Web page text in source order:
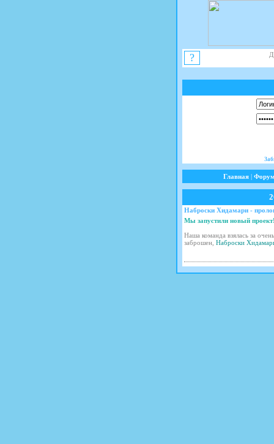
?
Главная |
Наброски Хидамари -
Мы запустили новый
Наша команда взялась за
заброшен, Наброски